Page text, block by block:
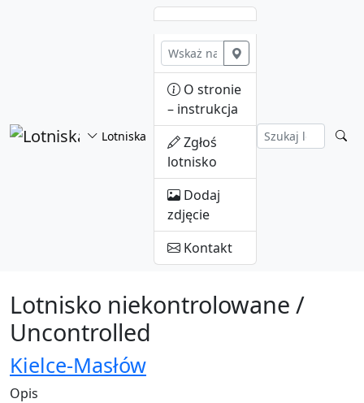
Lotniska
O stronie
– instrukcja
Zgłoś
lotnisko
Dodaj
zdjęcie
Kontakt
Lotnisko niekontrolowane /
Uncontrolled
Kielce-Masłów
Opis